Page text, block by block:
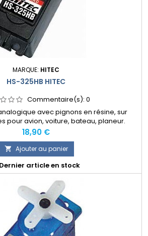
MARQUE: HITEC
HS-325HB HITEC
Commentaire(s): 0
avec pignons en résine, sur
pour avion, voiture, bateau, planeur.
Prix
18,90 €
 Ajouter au panier
Dernier article en stock